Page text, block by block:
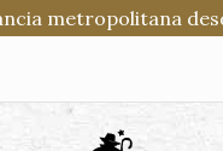
metropolitana